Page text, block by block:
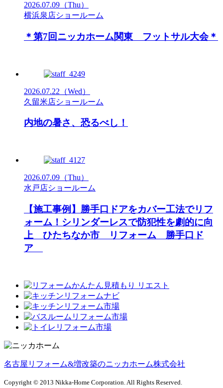
2026.07.09 （Thu）
横浜泉店ショールーム
＊第7回ニッカホーム関東 フットサル大会＊
2026.07.22 （Wed）
久留米店ショールーム
内地の暑さ、恐るべし！
2026.07.09 （Thu）
水戸店ショールーム
【施工事例】勝手口ドアをカバー工法でリフ
ォーム！シリンダーレスで防犯性を劇的に向
上 ひたちなか市 リフォーム 勝手口ド
ア
名古屋リフォーム&増改築のニッカホーム株式会社
Copyright © 2013 Nikka-Home Corporation. All Rights Reserved.